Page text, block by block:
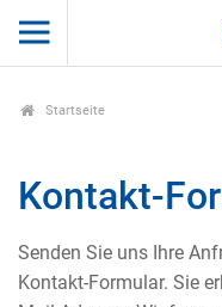
Startseite
Kontakt-
Senden Sie uns Ihre
Kontakt-Formular. Sie